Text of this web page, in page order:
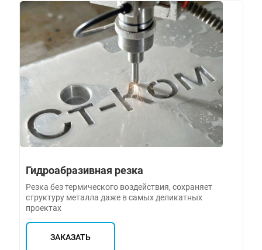
Гидроабразивная резка
Резка без термического воздействия, сохраняет
структуру металла даже в самых деликатных
проектах
ЗАКАЗАТЬ